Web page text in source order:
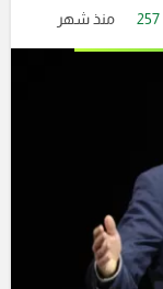
257 منذ شهر